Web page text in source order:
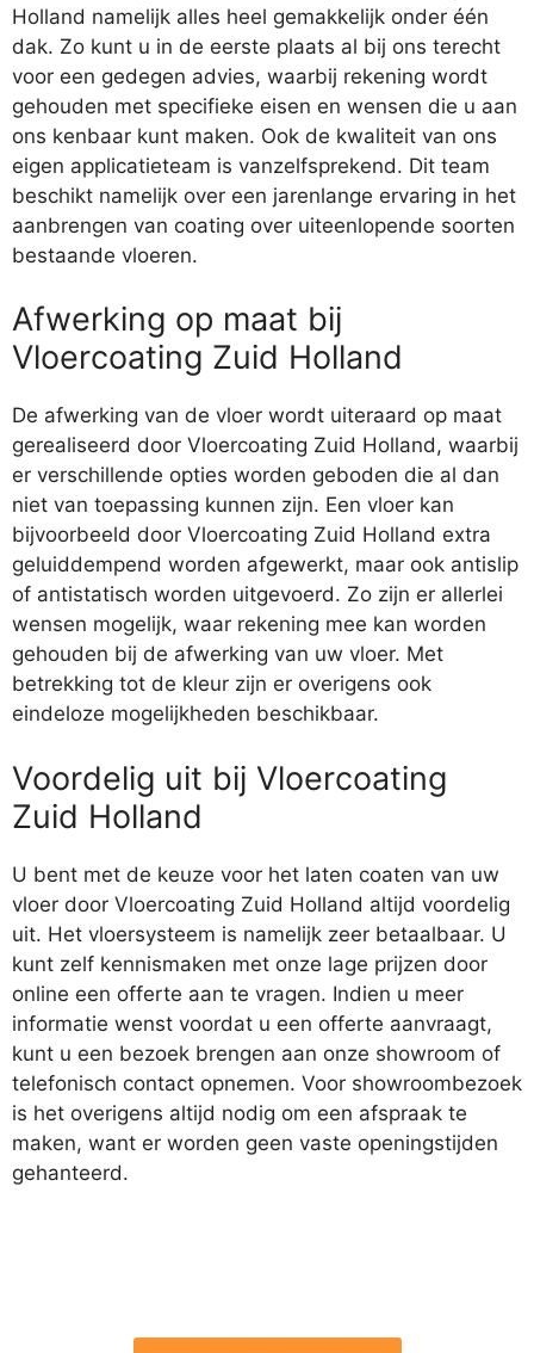
Holland namelijk alles heel gemakkelijk onder één
dak. Zo kunt u in de eerste plaats al bij ons terecht
voor een gedegen advies, waarbij rekening wordt
gehouden met specifieke eisen en wensen die u aan
ons kenbaar kunt maken. Ook de kwaliteit van ons
eigen applicatieteam is vanzelfsprekend. Dit team
beschikt namelijk over een jarenlange ervaring in het
aanbrengen van coating over uiteenlopende soorten
bestaande vloeren.
Afwerking op maat bij
Vloercoating Zuid Holland
De afwerking van de vloer wordt uiteraard op maat
gerealiseerd door Vloercoating Zuid Holland, waarbij
er verschillende opties worden geboden die al dan
niet van toepassing kunnen zijn. Een vloer kan
bijvoorbeeld door Vloercoating Zuid Holland extra
geluiddempend worden afgewerkt, maar ook antislip
of antistatisch worden uitgevoerd. Zo zijn er allerlei
wensen mogelijk, waar rekening mee kan worden
gehouden bij de afwerking van uw vloer. Met
betrekking tot de kleur zijn er overigens ook
eindeloze mogelijkheden beschikbaar.
Voordelig uit bij Vloercoating
Zuid Holland
U bent met de keuze voor het laten coaten van uw
vloer door Vloercoating Zuid Holland altijd voordelig
uit. Het vloersysteem is namelijk zeer betaalbaar. U
kunt zelf kennismaken met onze lage prijzen door
online een offerte aan te vragen. Indien u meer
informatie wenst voordat u een offerte aanvraagt,
kunt u een bezoek brengen aan onze showroom of
telefonisch contact opnemen. Voor showroombezoek
is het overigens altijd nodig om een afspraak te
maken, want er worden geen vaste openingstijden
gehanteerd.